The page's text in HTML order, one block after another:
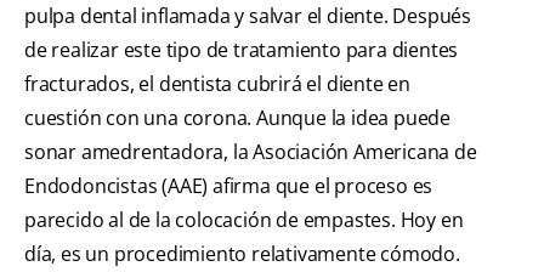
pulpa dental inflamada y salvar el diente. Después
de realizar este tipo de tratamiento para dientes
fracturados, el dentista cubrirá el diente en
cuestión con una corona. Aunque la idea puede
sonar amedrentadora, la Asociación Americana de
Endodoncistas (AAE) afirma que el proceso es
parecido al de la colocación de empastes. Hoy en
día, es un procedimiento relativamente cómodo.